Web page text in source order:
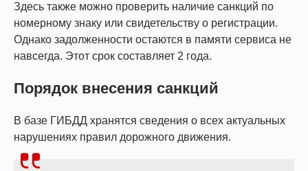
Здесь также можно проверить наличие санкций по
номерному знаку или свидетельству о регистрации.
Однако задолженности остаются в памяти сервиса не
навсегда. Этот срок составляет 2 года.
Порядок внесения санкций
В базе ГИБДД хранятся сведения о всех актуальных
нарушениях правил дорожного движения.